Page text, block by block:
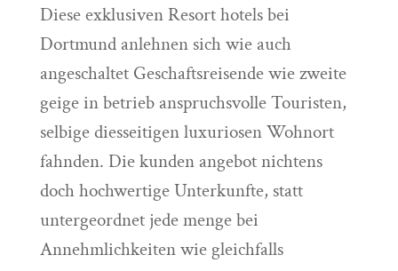
Diese exklusiven Resort hotels bei
Dortmund anlehnen sich wie auch
angeschaltet Geschaftsreisende wie zweite
geige in betrieb anspruchsvolle Touristen,
selbige diesseitigen luxuriosen Wohnort
fahnden. Die kunden angebot nichtens
doch hochwertige Unterkunfte, statt
untergeordnet jede menge bei
Annehmlichkeiten wie gleichfalls